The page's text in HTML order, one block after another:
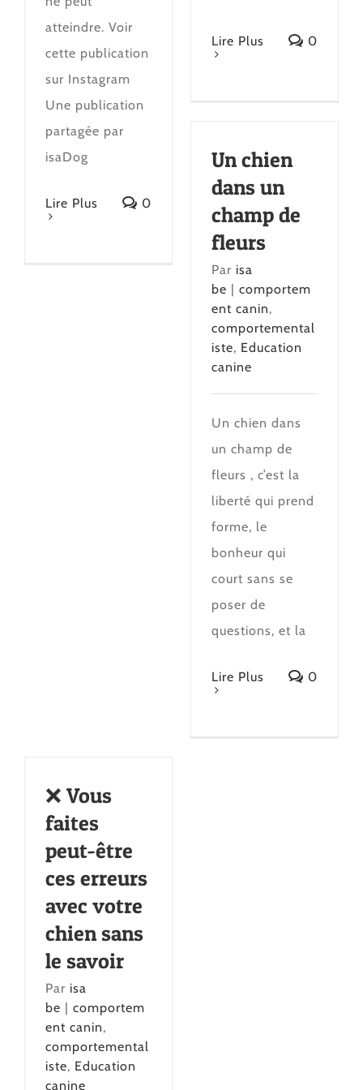
atteindre. Voir
cette publication
sur Instagram
Une publication
partagée par
isaDog
Lire Plus 0
Lire Plus 0
Un chien
dans un
champ de
fleurs
Par isa
be
comportem
ent canin,
comportemental
iste, Education
canine
Un chien dans
un champ de
fleurs , c’est la
liberté qui prend
forme, le
bonheur qui
court sans se
poser de
questions, et la
Lire Plus 0
❌ Vous
faites
peut-être
ces erreurs
avec votre
chien sans
le savoir
Par isa
be
comportem
ent canin,
comportemental
iste, Education
canine